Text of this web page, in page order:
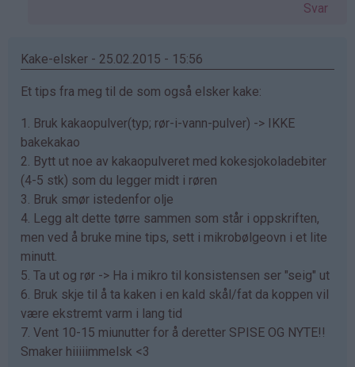
bekreftet)
Svar
Kake-elsker - 25.02.2015 - 15:56
Et tips fra meg til de som også elsker kake:
1. Bruk kakaopulver(typ; rør-i-vann-pulver) -> IKKE
bakekakao
2. Bytt ut noe av kakaopulveret med kokesjokoladebiter
(4-5 stk) som du legger midt i røren
3. Bruk smør istedenfor olje
4. Legg alt dette tørre sammen som står i oppskriften,
men ved å bruke mine tips, sett i mikrobølgeovn i et lite
minutt.
5. Ta ut og rør -> Ha i mikro til konsistensen ser "seig" ut
6. Bruk skje til å ta kaken i en kald skål/fat da koppen vil
være ekstremt varm i lang tid
7. Vent 10-15 miunutter for å deretter SPISE OG NYTE!!
Smaker hiiiiimmelsk <3